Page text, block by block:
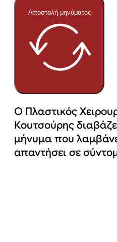
Αποστολή μηνύματος
Ο Πλαστικός
Κουτσούρης
μήνυμα που
απαντήσει σε